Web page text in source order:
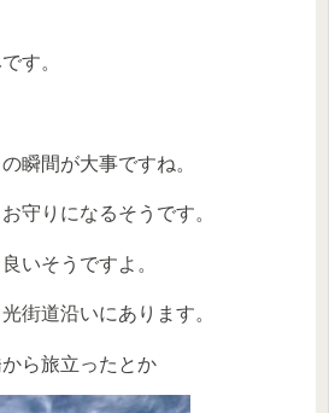
す。
瞬間が大事ですね。
守りになるそうです。
いそうですよ。
街道沿いにあります。
ら旅立ったとか